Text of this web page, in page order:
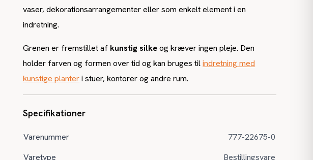
vaser, dekorationsarrangementer eller som enkelt element i en
indretning.
Grenen er fremstillet af kunstig silkeog kræver ingen pleje. Den
holder farven og formen over tid og kan bruges tilindretning med
kunstige planteri stuer, kontorer og andre rum.
Specifikationer
Varenummer
777-22675-0
Varetype
Bestillingsvare